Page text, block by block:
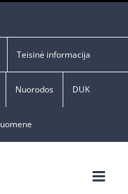
Teisinė informacija
Nuorodos DUK